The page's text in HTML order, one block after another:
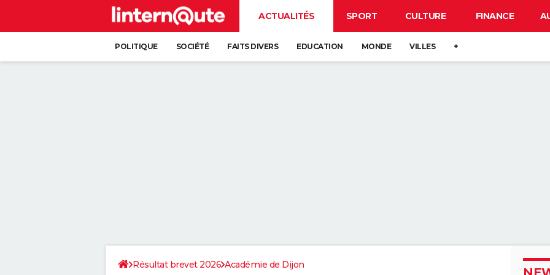
ACTUALITÉS SPORT CULTURE FINANCE
POLITIQUE SOCIÉTÉ FAITS DIVERS EDUCATION MONDE VILLES +
Résultat brevet 2026 Académie de Dijon